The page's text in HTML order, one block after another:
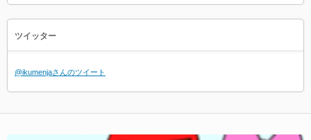
ツイッター
@ikumenjaさんのツイート